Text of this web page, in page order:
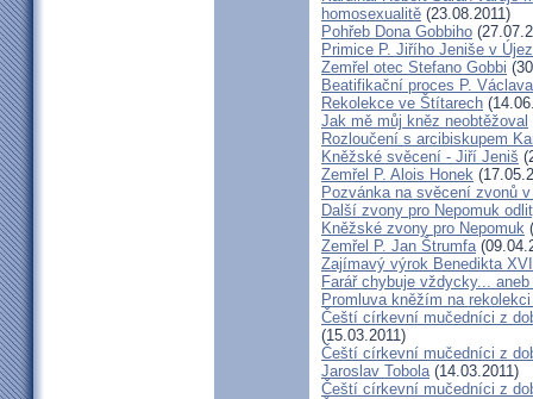
homosexualitě (23.08.2011)
Pohřeb Dona Gobbiho
Primice P. Jiřího Jeniše v
Zemřel otec Stefano Gobbi
Beatifikační proces P.
Rekolekce ve Štítarech
Jak mě můj kněz neobtěžoval
Rozloučení s arcibiskupem
Kněžské svěcení - Jiří Jeniš
Zemřel P. Alois Honek
Pozvánka na svěcení zvonů
Další zvony pro Nepomuk
Kněžské zvony pro Nepomuk
Zemřel P. Jan Štrumfa
Zajímavý výrok Benedikta
Farář chybuje vždycky...
Promluva kněžím na
Čeští církevní mučedníci z
(15.03.2011)
Čeští církevní mučedníci z
Jaroslav Tobola(14.03.2011)
Čeští církevní mučedníci z